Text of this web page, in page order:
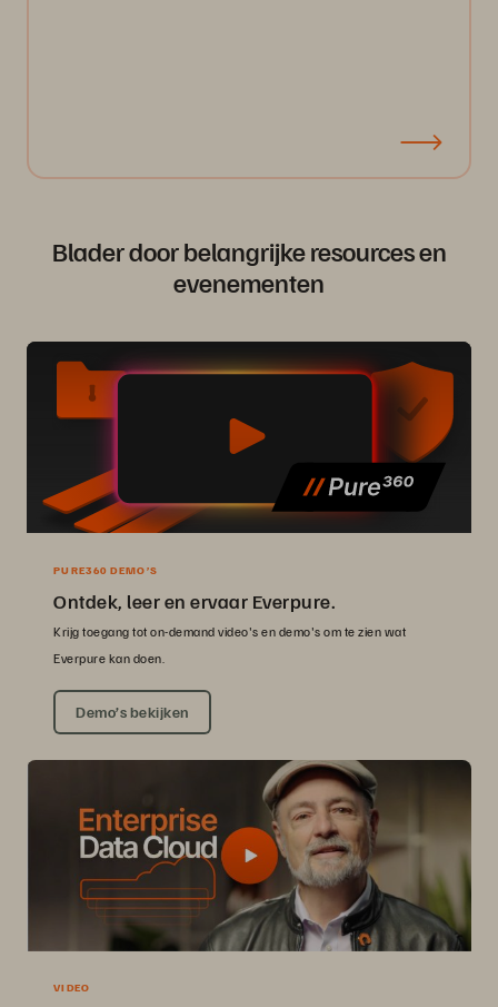
Blader door belangrijke resources en
evenementen
PURE360 DEMO’S
Ontdek, leer en ervaar Everpure.
Krijg toegang tot on-demand video's en demo's om te zien wat
Everpure kan doen.
Demo’s bekijken
VIDEO